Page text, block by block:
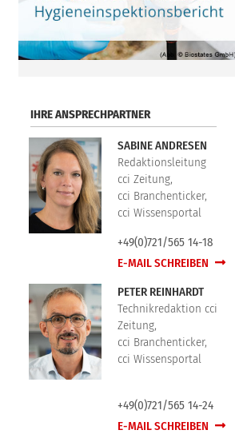
IHRE ANSPRECHPARTNER
SABINE ANDRESEN
Redaktionsleitung
cci Zeitung,
cci Branchenticker,
cci Wissensportal
+49(0)721/565 14-18
E-MAIL SCHREIBEN
PETER REINHARDT
Technikredaktion cci
Zeitung,
cci Branchenticker,
cci Wissensportal
+49(0)721/565 14-24
E-MAIL SCHREIBEN